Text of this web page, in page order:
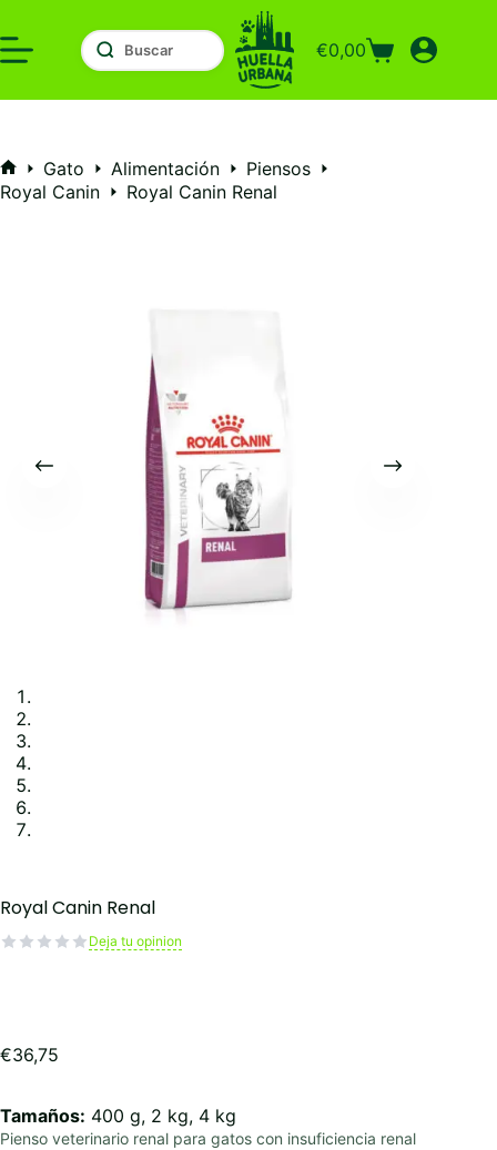
al
contenido
Carro
compra
€0,00
Inicio
Gato Alimentación
Piensos
Royal Canin
Royal Canin Renal
Royal Canin Renal
Deja tu opinion
€36,75
Tamaños: 400 g, 2 kg, 4 kg
Pienso veterinario renal para gatos con insuficiencia renal